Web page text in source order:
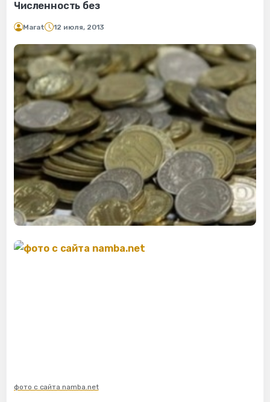
Численность без
Marat 12 июля, 2013
фото с сайта namba.net